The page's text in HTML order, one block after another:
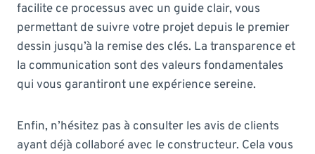
facilite ce processus avec un guide clair, vous
permettant de suivre votre projet depuis le premier
dessin jusqu’à la remise des clés. La transparence et
la communication sont des valeurs fondamentales
qui vous garantiront une expérience sereine.
Enfin, n’hésitez pas à consulter les avis de clients
ayant déjà collaboré avec le constructeur. Cela vous